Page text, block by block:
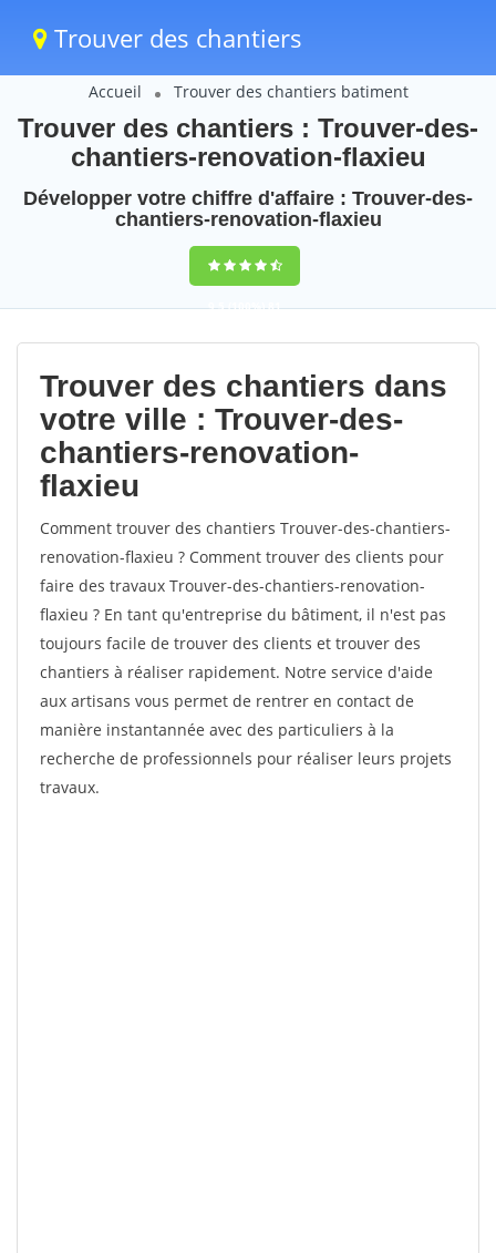
Trouver des chantiers
Accueil Trouver des chantiers batiment
Trouver des chantiers : Trouver-des-
chantiers-renovation-flaxieu
Développer votre chiffre d'affaire : Trouver-des-
chantiers-renovation-flaxieu
9,5(100%)81
votes
Trouver des chantiers dans
votre ville : Trouver-des-
chantiers-renovation-
flaxieu
Comment trouver des chantiers Trouver-des-chantiers-
renovation-flaxieu ? Comment trouver des clients pour
faire des travaux Trouver-des-chantiers-renovation-
flaxieu ? En tant qu'entreprise du bâtiment, il n'est pas
toujours facile de trouver des clients et trouver des
chantiers à réaliser rapidement. Notre service d'aide
aux artisans vous permet de rentrer en contact de
manière instantannée avec des particuliers à la
recherche de professionnels pour réaliser leurs projets
travaux.